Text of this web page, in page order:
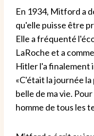
En 1934, Mitford a
qu'elle puisse être
Elle a fréquenté
LaRoche et a
Hitler l'a finalement
«C'était la journée
belle de ma vie.
homme de tous les